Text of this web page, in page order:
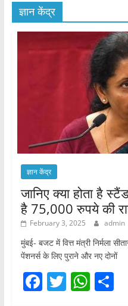
ज्ञान केंद्र
ज्ञान केंद्र
जानिए क्या होता है
है 75,000 रुपये की
February 3, 2025 admin
मुंबई- बजट में वित्त मंत्री निर्मला
पेंशनर्स के लिए पुराने और नए दोनों
F T W S